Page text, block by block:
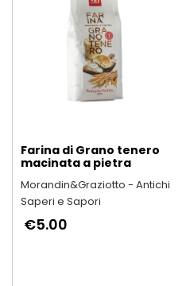
Farina di Grano tenero
macinata a pietra
Morandin&Graziotto - Antichi
Saperi e Sapori
€5.00